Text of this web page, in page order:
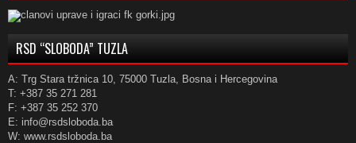
RSD “SLOBODA” TUZLA
A: Trg Stara tržnica 10, 75000 Tuzla, Bosna i Hercegovina
T: +387 35 271 281
F: +387 35 252 370
E: info@rsdsloboda.ba
W: www.rsdsloboda.ba